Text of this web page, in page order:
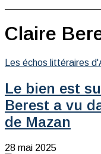
Claire
Les échos littéraires
Le bien est
Berest a vu
de Mazan
28 mai 2025